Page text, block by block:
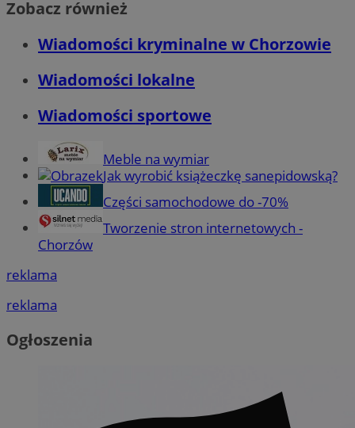
Zobacz również
Wiadomości kryminalne w Chorzowie
Wiadomości lokalne
Wiadomości sportowe
Meble na wymiar
Jak wyrobić książeczkę sanepidowską?
Części samochodowe do -70%
Tworzenie stron internetowych -
Chorzów
reklama
reklama
Ogłoszenia